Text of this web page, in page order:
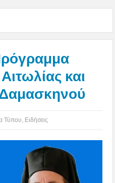
και
Τύπου Ειδήσεις